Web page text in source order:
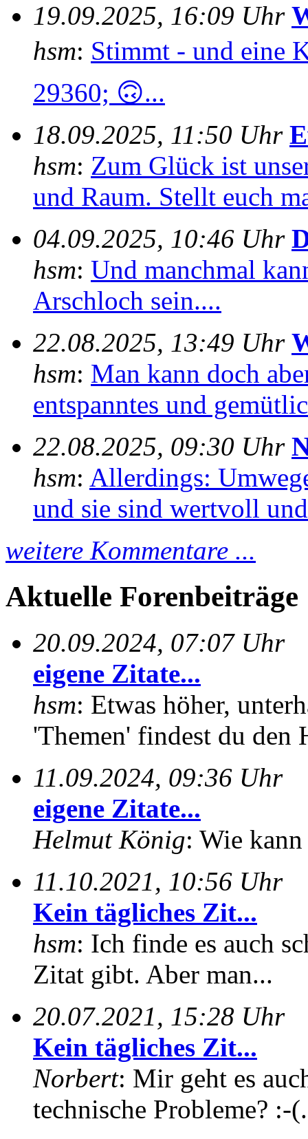
19.09.2025, 16:09 Uhr
hsm: Stimmt - und eine
29360; 🙃...
18.09.2025, 11:50 Uhr
hsm: Zum Glück ist
und Raum. Stellt euch
04.09.2025, 10:46 Uhr
hsm: Und manchmal
Arschloch sein....
22.08.2025, 13:49 Uhr
hsm: Man kann doch
entspanntes und
22.08.2025, 09:30 Uhr
hsm: Allerdings:
und sie sind wertvoll
weitere Kommentare ...
Aktuelle Forenbeiträge
20.09.2024, 07:07 Uhr
eigene Zitate...
hsm: Etwas höher,
'Themen' findest du den
11.09.2024, 09:36 Uhr
eigene Zitate...
Helmut König: Wie
11.10.2021, 10:56 Uhr
Kein tägliches Zit...
hsm: Ich finde es auch
Zitat gibt. Aber man...
20.07.2021, 15:28 Uhr
Kein tägliches Zit...
Norbert: Mir geht es
technische Probleme? :-